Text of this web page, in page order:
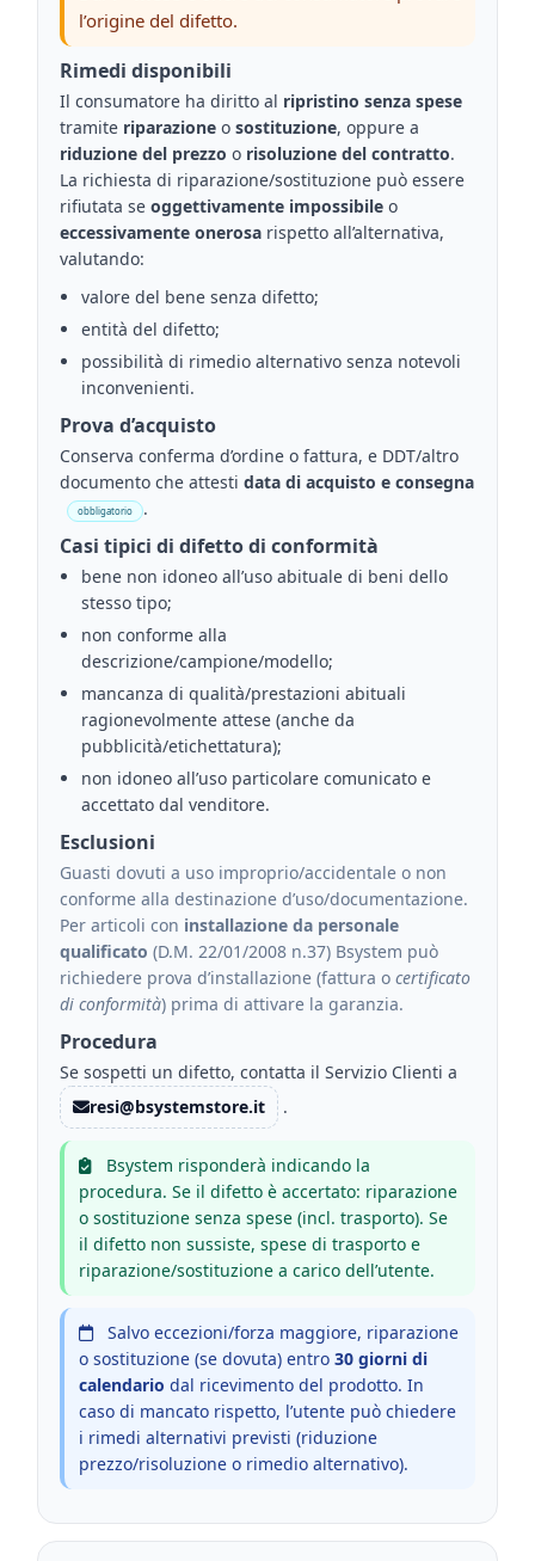
l’origine del difetto.
Rimedi disponibili
Il consumatore ha diritto al ripristino senza spese
tramite riparazione o sostituzione, oppure a
riduzione del prezzo o risoluzione del contratto.
La richiesta di riparazione/sostituzione può essere
rifiutata se oggettivamente impossibile o
eccessivamente onerosa rispetto all’alternativa,
valutando:
valore del bene senza difetto;
entità del difetto;
possibilità di rimedio alternativo senza notevoli
inconvenienti.
Prova d’acquisto
Conserva conferma d’ordine o fattura, e DDT/altro
documento che attesti data di acquisto e consegna
obbligatorio .
Casi tipici di difetto di conformità
bene non idoneo all’uso abituale di beni dello
stesso tipo;
non conforme alla
descrizione/campione/modello;
mancanza di qualità/prestazioni abituali
ragionevolmente attese (anche da
pubblicità/etichettatura);
non idoneo all’uso particolare comunicato e
accettato dal venditore.
Esclusioni
Guasti dovuti a uso improprio/accidentale o non
conforme alla destinazione d’uso/documentazione.
Per articoli con installazione da personale
qualificato (D.M. 22/01/2008 n.37) Bsystem può
richiedere prova d’installazione (fattura o certificato
di conformità) prima di attivare la garanzia.
Procedura
Se sospetti un difetto, contatta il Servizio Clienti a
resi@bsystemstore.it
.
Bsystem risponderà indicando la
procedura. Se il difetto è accertato: riparazione
o sostituzione senza spese (incl. trasporto). Se
il difetto non sussiste, spese di trasporto e
riparazione/sostituzione a carico dell’utente.
Salvo eccezioni/forza maggiore, riparazione
o sostituzione (se dovuta) entro 30 giorni di
calendario dal ricevimento del prodotto. In
caso di mancato rispetto, l’utente può chiedere
i rimedi alternativi previsti (riduzione
prezzo/risoluzione o rimedio alternativo).